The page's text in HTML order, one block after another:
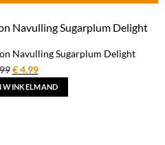
Navulling Sugarplum Delight
Oorspronkelijke
prijs
was:
€4.99Huidige
prijs
is:
WINKELMAND